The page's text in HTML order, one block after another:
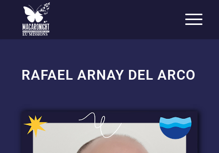
EU MISSIONS
RAFAEL ARNAY DEL ARCO